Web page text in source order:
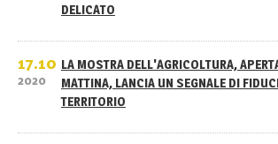
DELICATO
17.10
2020
LA MOSTRA DELL'AGRICOLTURA,
MATTINA, LANCIA UN SEGNALE DI
TERRITORIO